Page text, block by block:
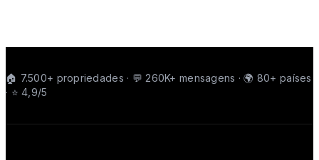
🏠 7.500+ propriedades · 💬 260K+ mensagens · 🌍 80+ países
· ⭐ 4,9/5